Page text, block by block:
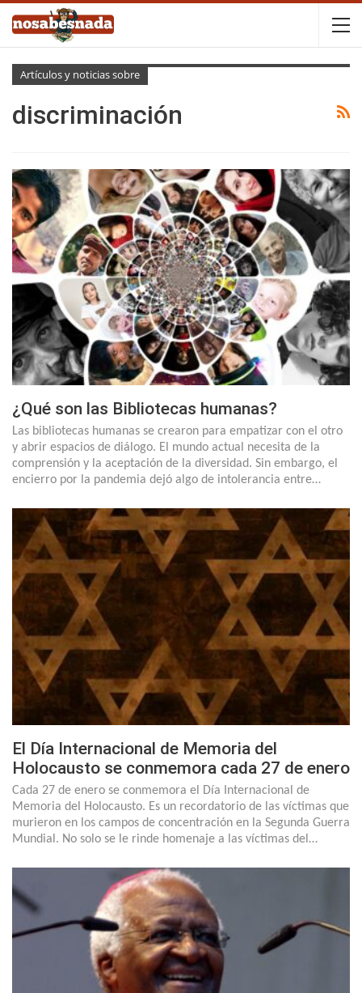
Artículos y noticias sobre
discriminación
¿Qué son las Bibliotecas humanas?
Las bibliotecas humanas se crearon para empatizar con el otro
y abrir espacios de diálogo. El mundo actual necesita de la
comprensión y la aceptación de la diversidad. Sin embargo, el
encierro por la pandemia dejó algo de intolerancia entre…
El Día Internacional de Memoria del
Holocausto se conmemora cada 27 de enero
Cada 27 de enero se conmemora el Día Internacional de
Memoria del Holocausto. Es un recordatorio de las víctimas que
murieron en los campos de concentración en la Segunda Guerra
Mundial. No solo se le rinde homenaje a las víctimas del…